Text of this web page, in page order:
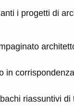
i progetti di
riassuntivi